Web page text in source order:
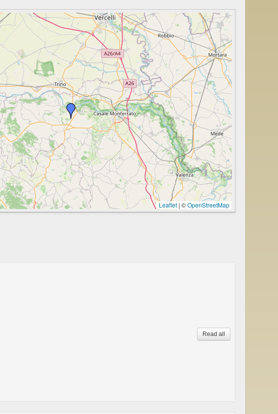
Leaflet | ©OpenStreetMap
Read all